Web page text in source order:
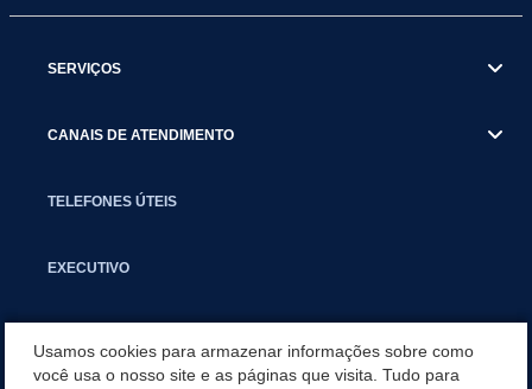
SERVIÇOS
CANAIS DE ATENDIMENTO
TELEFONES ÚTEIS
EXECUTIVO
Usamos cookies para armazenar informações sobre como
você usa o nosso site e as páginas que visita. Tudo para